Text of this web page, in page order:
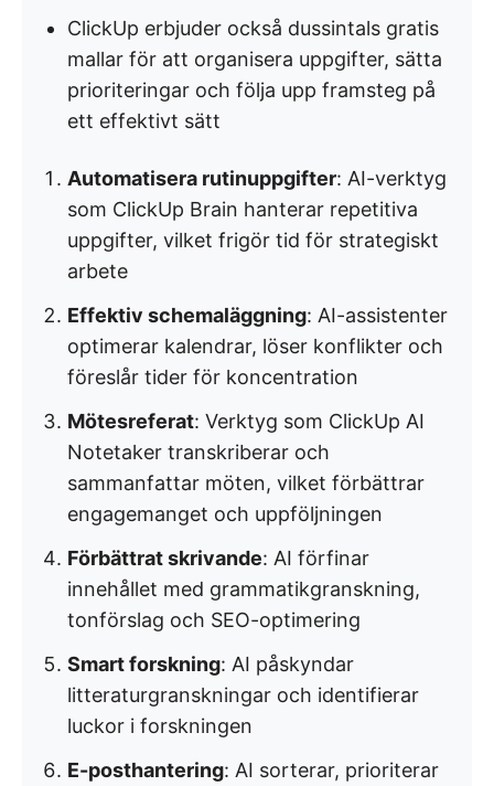
ClickUp erbjuder också dussintals gratis
mallar för att organisera uppgifter, sätta
prioriteringar och följa upp framsteg på
ett effektivt sätt
Automatisera rutinuppgifter: AI-verktyg
som ClickUp Brain hanterar repetitiva
uppgifter, vilket frigör tid för strategiskt
arbete
Effektiv schemaläggning: AI-assistenter
optimerar kalendrar, löser konflikter och
föreslår tider för koncentration
Mötesreferat: Verktyg som ClickUp AI
Notetaker transkriberar och
sammanfattar möten, vilket förbättrar
engagemanget och uppföljningen
Förbättrat skrivande: AI förfinar
innehållet med grammatikgranskning,
tonförslag och SEO-optimering
Smart forskning: AI påskyndar
litteraturgranskningar och identifierar
luckor i forskningen
E-posthantering: AI sorterar, prioriterar